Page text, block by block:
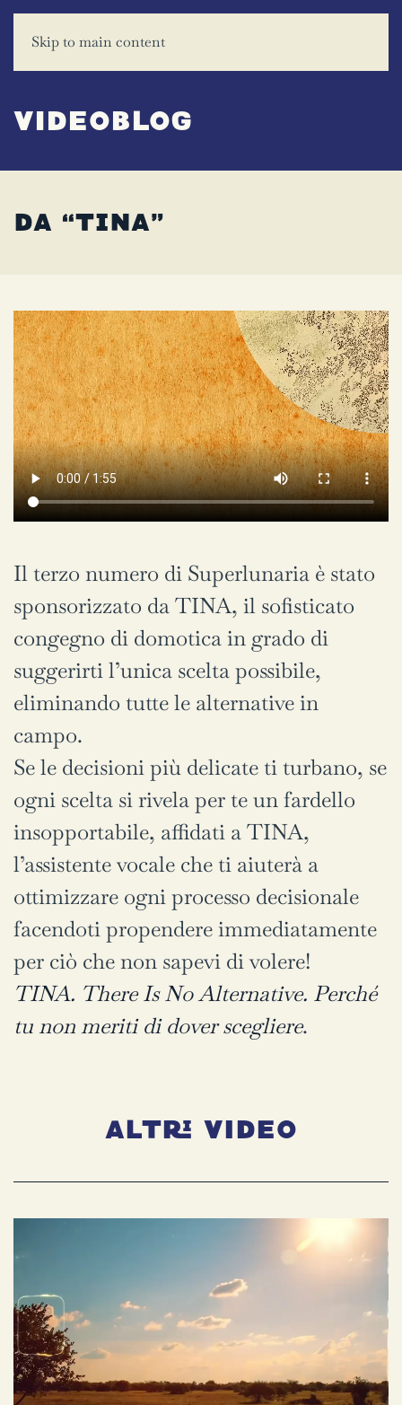
Skip to main content
Videoblog
DA “TINA”
Il terzo numero di Superlunaria è stato
sponsorizzato da TINA, il sofisticato
congegno di domotica in grado di
suggerirti l’unica scelta possibile,
eliminando tutte le alternative in
campo.
Se le decisioni più delicate ti turbano, se
ogni scelta si rivela per te un fardello
insopportabile, affidati a TINA,
l’assistente vocale che ti aiuterà a
ottimizzare ogni processo decisionale
facendoti propendere immediatamente
per ciò che non sapevi di volere!
TINA. There Is No Alternative. Perché
tu non meriti di dover scegliere.
Altri video